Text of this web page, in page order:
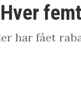
Hver
har fået